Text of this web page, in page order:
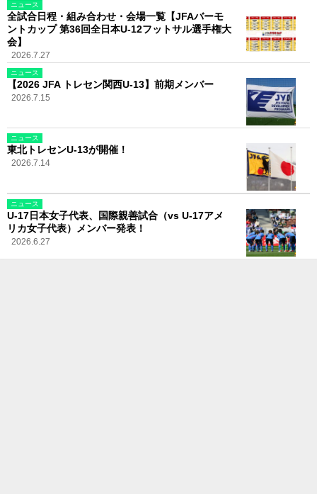
ニュース
全試合日程・組み合わせ・会場一覧【JFAバーモ
ントカップ 第36回全日本U-12フットサル選手権大
会】
2026.7.27
ニュース
【2026 JFA トレセン関西U-13】前期メンバー
2026.7.15
ニュース
東北トレセンU-13が開催！
2026.7.14
ニュース
U-17日本女子代表、国際親善試合（vs U-17アメ
リカ女子代表）メンバー発表！
2026.6.27